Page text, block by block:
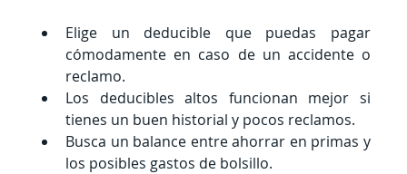
Elige un deducible que puedas pagar
cómodamente en caso de un accidente o
reclamo.
Los deducibles altos funcionan mejor si
tienes un buen historial y pocos reclamos.
Busca un balance entre ahorrar en primas y
los posibles gastos de bolsillo.